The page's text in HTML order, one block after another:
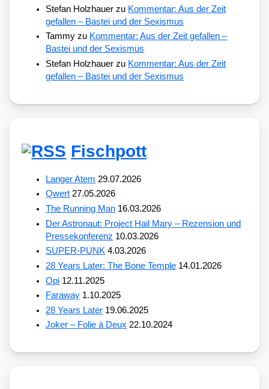
Stefan Holzhauer zu Kommentar: Aus der Zeit
gefallen – Bastei und der Sexismus
Tammy zu Kommentar: Aus der Zeit gefallen –
Bastei und der Sexismus
Stefan Holzhauer zu Kommentar: Aus der Zeit
gefallen – Bastei und der Sexismus
Fischpott
Langer Atem 29.07.2026
Qwert 27.05.2026
The Running Man 16.03.2026
Der Astronaut: Project Hail Mary – Rezension und
Pressekonferenz 10.03.2026
SUPER-PUNK 4.03.2026
28 Years Later: The Bone Temple 14.01.2026
Opi 12.11.2025
Faraway 1.10.2025
28 Years Later 19.06.2025
Joker – Folie à Deux 22.10.2024